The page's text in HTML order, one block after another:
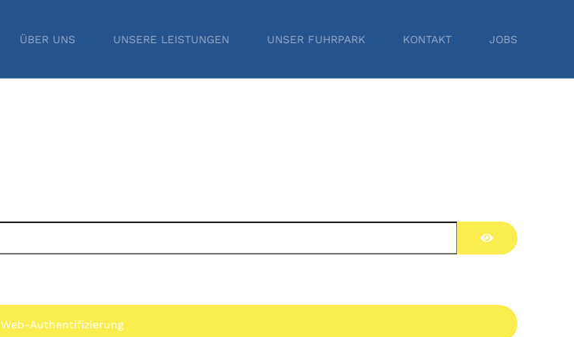
ÜBER UNS UNSERE LEISTUNGEN UNSER FUHRPARK KONTAKT JOBS
Web-Authentifizierung